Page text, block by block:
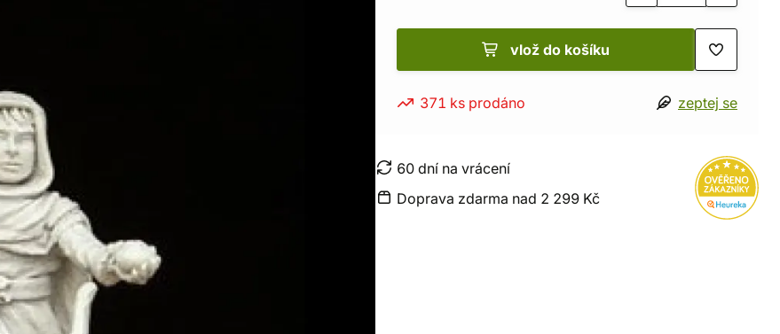
vlož do košíku
371 ks prodáno zeptej se
60 dní na vrácení
Doprava zdarma nad 2 299 Kč